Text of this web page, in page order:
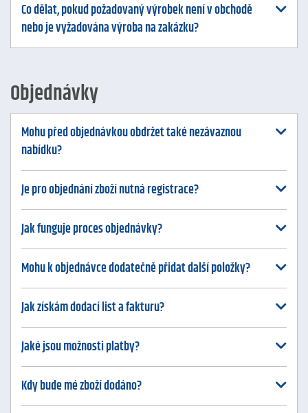
Co dělat, pokud požadovaný výrobek není v obchodě
nebo je vyžadována výroba na zakázku?
Objednávky
Mohu před objednávkou obdržet také nezávaznou
nabídku?
Je pro objednání zboží nutná registrace?
Jak funguje proces objednávky?
Mohu k objednávce dodatečně přidat další položky?
Jak získám dodací list a fakturu?
Jaké jsou možnosti platby?
Kdy bude mé zboží dodáno?